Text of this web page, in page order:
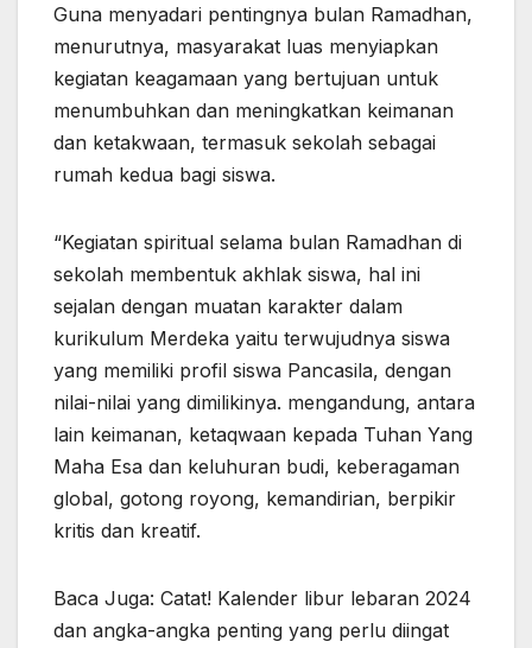
Guna menyadari pentingnya bulan Ramadhan,
menurutnya, masyarakat luas menyiapkan
kegiatan keagamaan yang bertujuan untuk
menumbuhkan dan meningkatkan keimanan
dan ketakwaan, termasuk sekolah sebagai
rumah kedua bagi siswa.
“Kegiatan spiritual selama bulan Ramadhan di
sekolah membentuk akhlak siswa, hal ini
sejalan dengan muatan karakter dalam
kurikulum Merdeka yaitu terwujudnya siswa
yang memiliki profil siswa Pancasila, dengan
nilai-nilai yang dimilikinya. mengandung, antara
lain keimanan, ketaqwaan kepada Tuhan Yang
Maha Esa dan keluhuran budi, keberagaman
global, gotong royong, kemandirian, berpikir
kritis dan kreatif.
Baca Juga: Catat! Kalender libur lebaran 2024
dan angka-angka penting yang perlu diingat